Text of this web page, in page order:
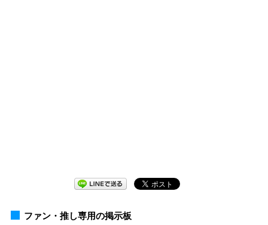
ファン・推し専用の掲示板